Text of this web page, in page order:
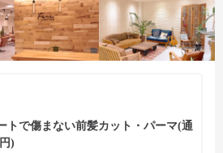
トで傷まない前髪カット・パーマ(通
)